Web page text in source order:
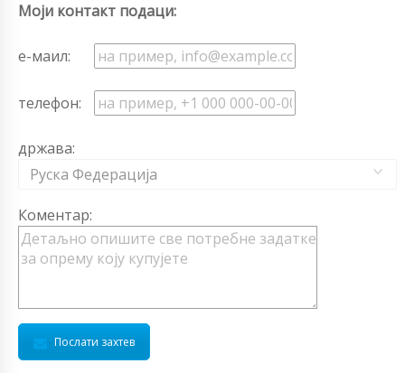
Моји контакт подаци:
е-маил:
телефон:
држава:
Руска Федерација
Коментар:
Послати захтев